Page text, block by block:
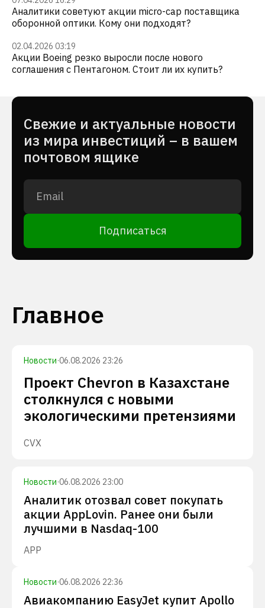
Аналитики советуют акции micro-cap поставщика
оборонной оптики. Кому они подходят?
02.04.2026 03:19
Акции Boeing резко выросли после нового
соглашения с Пентагоном. Стоит ли их купить?
Cвежие и актуальные новости
из мира инвестиций – в вашем
почтовом ящике
Подписаться
Главное
Новости·06.08.2026 23:26
Проект Chevron в Казахстане
столкнулся с новыми
экологическими претензиями
CVX
Новости·06.08.2026 23:00
Аналитик отозвал совет покупать
акции AppLovin. Ранее они были
лучшими в Nasdaq-100
APP
Новости·06.08.2026 22:36
Авиакомпанию EasyJet купит Apollo